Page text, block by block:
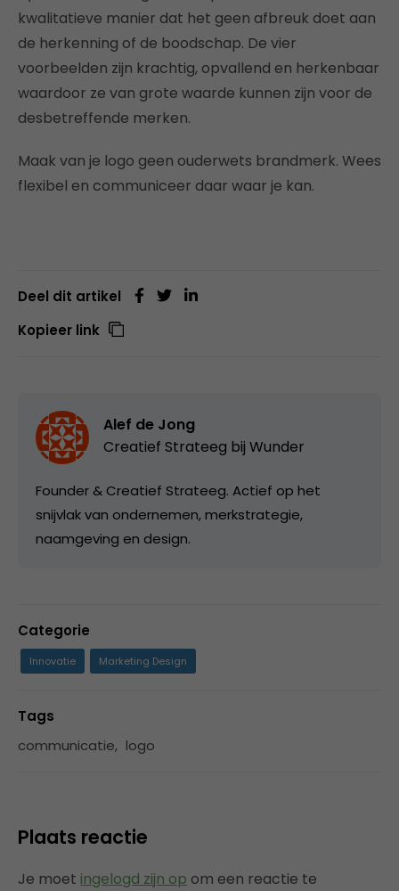
kwalitatieve manier dat het geen afbreuk doet aan
de herkenning of de boodschap. De vier
voorbeelden zijn krachtig, opvallend en herkenbaar
waardoor ze van grote waarde kunnen zijn voor de
desbetreffende merken.
Maak van je logo geen ouderwets brandmerk. Wees
flexibel en communiceer daar waar je kan.
Deel dit artikel
Kopieer link
Alef de Jong
Creatief Strateeg bij Wunder
Founder & Creatief Strateeg. Actief op het
snijvlak van ondernemen, merkstrategie,
naamgeving en design.
Categorie
Innovatie Marketing Design
Tags
communicatie, logo
Plaats reactie
Je moet ingelogd zijn op om een reactie te